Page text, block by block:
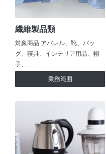
繊維製品類
対象商品 アパレル、靴、バッ
グ、寝具、インテリア用品、帽
子、…
業務範囲